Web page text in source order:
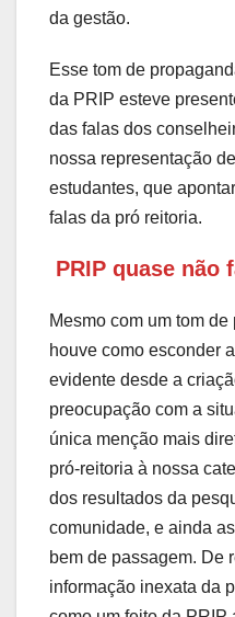
da gestão.
Esse tom de
da PRIP esteve
das falas dos
nossa representação
estudantes, que
falas da pró reitoria.
PRIP quase não
Mesmo com um tom
houve como esconder
evidente desde a
preocupação com a
única menção mais
pró-reitoria à nossa
dos resultados da
comunidade, e ainda
bem de passagem. De
informação inexata da